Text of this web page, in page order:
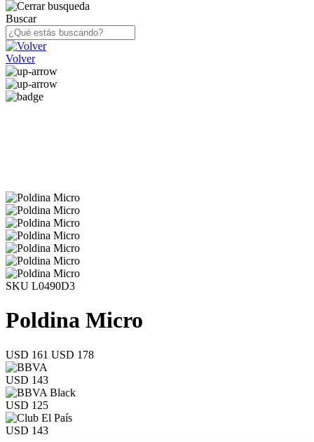
Buscar
Volver
SKU L0490D3
Poldina Micro
USD 161 USD 178
USD 143
USD 125
USD 143